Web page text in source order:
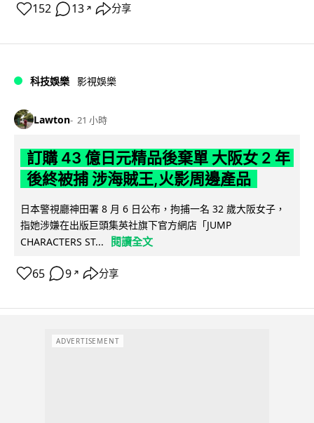
152 13 ↗ 分享
科技娛樂 影視娛樂
Lawton 21 小時
訂購 43 億日元精品後棄單 大阪女 2 年
後終被捕 涉海賊王,火影周邊產品
日本警視廳神田署 8 月 6 日公布，拘捕一名 32 歲大阪女子，
指她涉嫌在出版巨頭集英社旗下官方網店「JUMP
CHARACTERS ST...
閱讀全文
65 9 ↗ 分享
ADVERTISEMENT